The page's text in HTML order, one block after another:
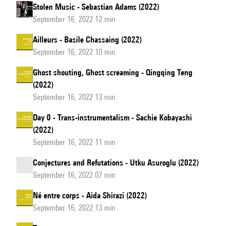
Stolen Music - Sebastian Adams (2022)
September 16, 2022 12 min
Ailleurs - Basile Chassaing (2022)
September 16, 2022 10 min
Ghost shouting, Ghost screaming - Qingqing Teng
(2022)
September 16, 2022 13 min
Day 0 - Trans-instrumentalism - Sachie Kobayashi
(2022)
September 16, 2022 11 min
Conjectures and Refutations - Utku Asuroglu (2022)
September 16, 2022 07 min
Né entre corps - Aida Shirazi (2022)
September 16, 2022 13 min